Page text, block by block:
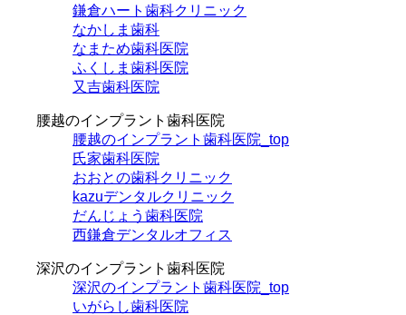
鎌倉ハート歯科クリニック
なかしま歯科
なまため歯科医院
ふくしま歯科医院
又吉歯科医院
腰越のインプラント歯科医院
腰越のインプラント歯科医院_top
氏家歯科医院
おおとの歯科クリニック
kazuデンタルクリニック
だんじょう歯科医院
西鎌倉デンタルオフィス
深沢のインプラント歯科医院
深沢のインプラント歯科医院_top
いがらし歯科医院